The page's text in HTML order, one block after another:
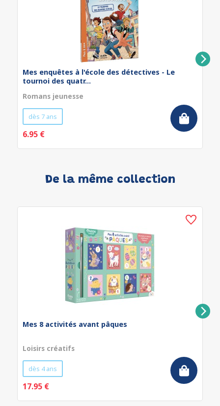
Mes enquêtes à l'école des détectives - Le
tournoi des quatr...
Romans jeunesse
dès 7 ans
6.95 €
De la même collection
Mes 8 activités avant pâques
Loisirs créatifs
dès 4 ans
17.95 €